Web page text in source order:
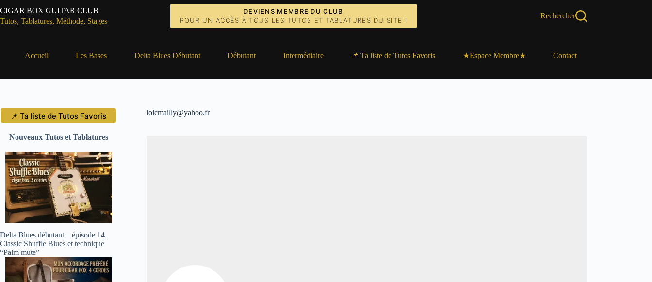
au
contenu
CIGAR BOX GUITAR CLUB
Tutos, Tablatures, Méthode, Stages
DEVIENS MEMBRE DU CLUB
POUR UN ACCÈS À TOUS LES TUTOS ET TABLATURES DU SITE !
Rechercher
Accueil Les Bases Delta Blues Débutant Débutant Intermédiaire 📌 Ta liste de Tutos Favoris ★Espace Membre★ Contact
loicmailly@yahoo.fr
📌 Ta liste de Tutos Favoris
Nouveaux Tutos et Tablatures
Delta Blues débutant – épisode 14,
Classic Shuffle Blues et technique
“Palm mute”